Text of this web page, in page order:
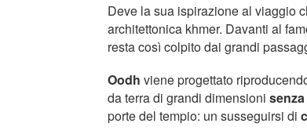
Deve la sua ispirazione al viaggio
architettonica khmer. Davanti al
resta così colpito dai grandi
Oodh viene progettato
da terra di grandi dimensioni senza
porte del tempio: un susseguirsi di